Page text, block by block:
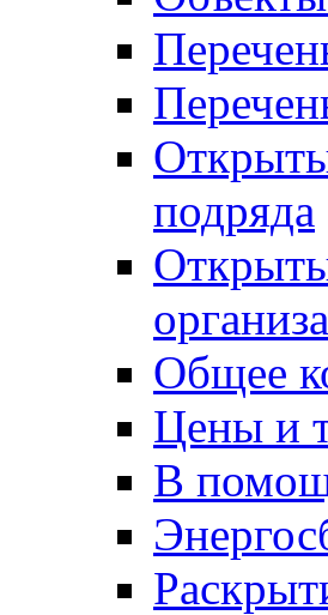
подряда
Общее
Цены и
В